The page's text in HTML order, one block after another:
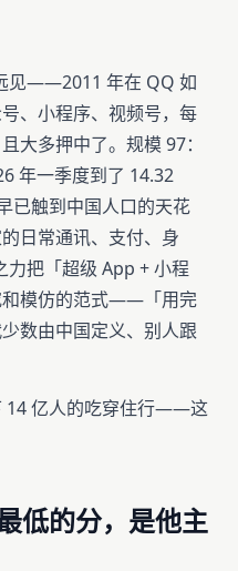
见——2011 年在 QQ 如
、小程序、视频号，每
大多押中了。规模 97：
年一季度到了 14.32
触到中国人口的天花
日常通讯、支付、身
把「超级 App + 小程
和模仿的范式——「用完
数由中国定义、别人跟
14 亿人的吃穿住行——这
低的分，是他主